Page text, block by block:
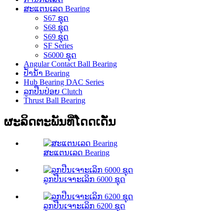
ສະແຕນເລດ Bearing
S67 ຊຸດ
S68 ຊຸດ
S69 ຊຸດ
SF Series
S6000 ຊຸດ
Angular Contact Ball Bearing
ປ້ຳນ້ຳ Bearing
Hub Bearing DAC Series
ລູກປືນປ່ອຍ Clutch
Thrust Ball Bearing
ຜະລິດຕະພັນທີ່ໂດດເດັ່ນ
ສະແຕນເລດ Bearing
ລູກປືນເຈາະເລິກ 6000 ຊຸດ
ລູກປືນເຈາະເລິກ 6200 ຊຸດ